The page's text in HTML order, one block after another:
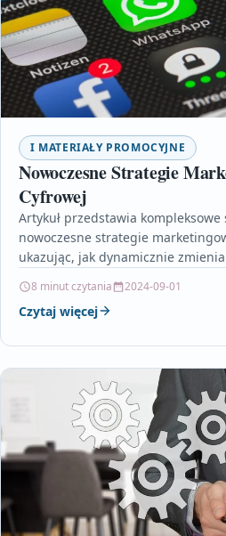
I MATERIAŁY PROMOCYJNE
Nowoczesne Strategie
Cyfrowej
Artykuł przedstawia
nowoczesne strategie
ukazując, jak dynamicznie
8 minut czytania 2024-09-01
Czytaj więcej